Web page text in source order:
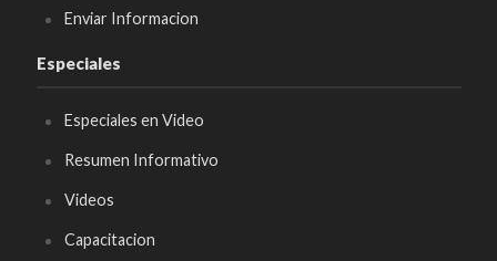
Enviar Informacion
Especiales
Especiales en Video
Resumen Informativo
Videos
Capacitacion